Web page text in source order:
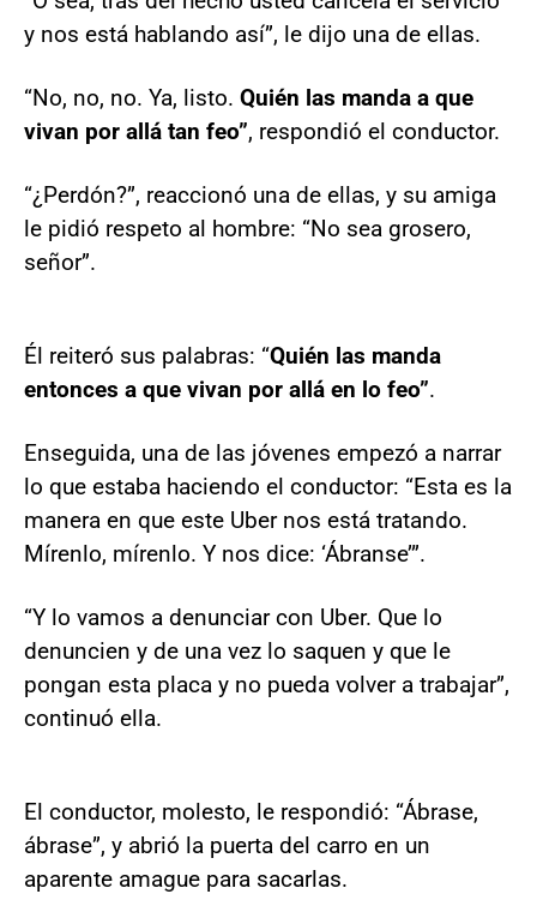
y nos está hablando así”, le dijo una de ellas.
“No, no, no. Ya, listo. Quién las manda a que
vivan por allá tan feo”, respondió el conductor.
“¿Perdón?”, reaccionó una de ellas, y su amiga
le pidió respeto al hombre: “No sea grosero,
señor”.
Él reiteró sus palabras: “Quién las manda
entonces a que vivan por allá en lo feo”.
Enseguida, una de las jóvenes empezó a narrar
lo que estaba haciendo el conductor: “Esta es la
manera en que este Uber nos está tratando.
Mírenlo, mírenlo. Y nos dice: ‘Ábranse’”.
“Y lo vamos a denunciar con Uber. Que lo
denuncien y de una vez lo saquen y que le
pongan esta placa y no pueda volver a trabajar”,
continuó ella.
El conductor, molesto, le respondió: “Ábrase,
ábrase”, y abrió la puerta del carro en un
aparente amague para sacarlas.